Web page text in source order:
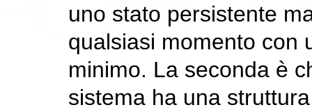
uno stato persistente
qualsiasi momento con
minimo. La seconda è
sistema ha una